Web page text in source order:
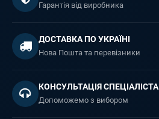
Гарантія від виробника
ДОСТАВКА ПО УКРАЇНІ
Нова Пошта та перевізники
КОНСУЛЬТАЦІЯ СПЕЦІАЛІСТА
Допоможемо з вибором